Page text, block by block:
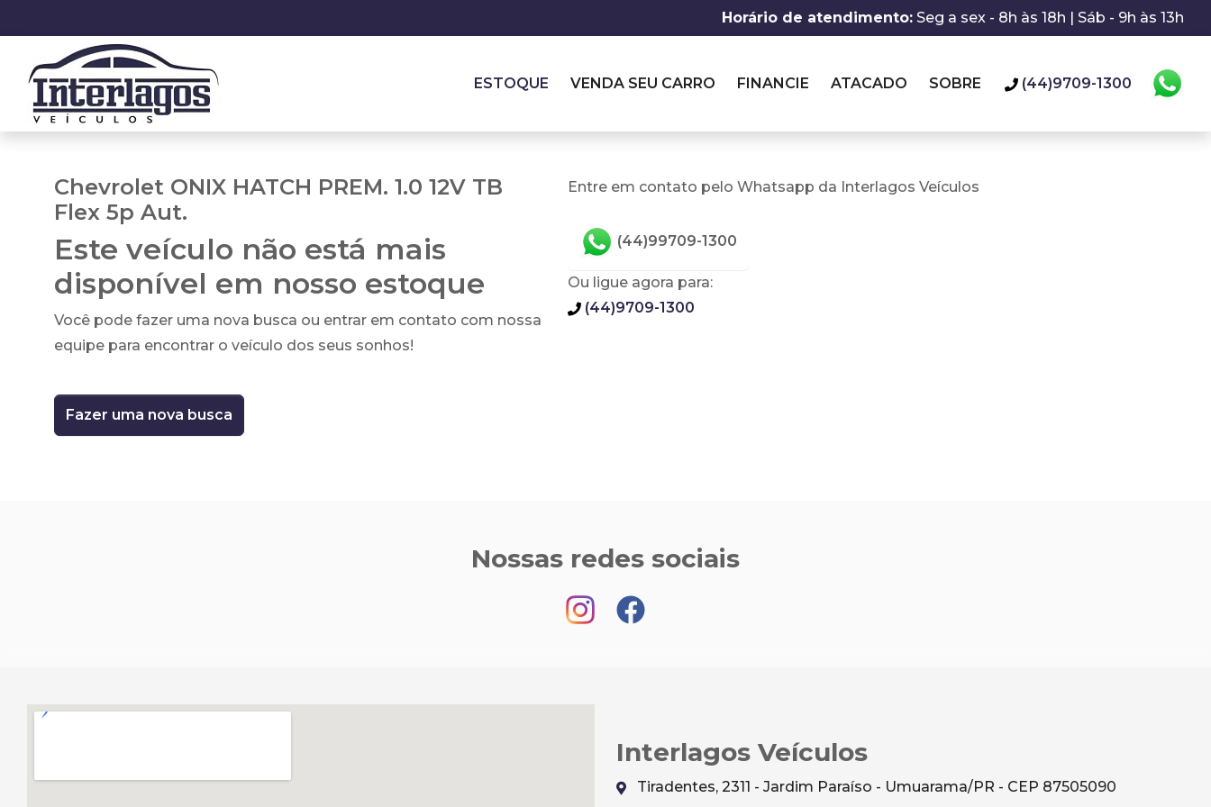
Horário de atendimento: Seg a sex - 8h às 18h | Sáb - 9h às 13h
ESTOQUE VENDA SEU CARRO FINANCIE ATACADO SOBRE (44)9709-1300
Chevrolet ONIX HATCH PREM. 1.0 12V TB
Flex 5p Aut.
Este veículo não está mais
disponível em nosso estoque
Você pode fazer uma nova busca ou entrar em contato com nossa
equipe para encontrar o veículo dos seus sonhos!
Fazer uma nova busca
Entre em contato pelo Whatsapp da Interlagos Veículos
(44)99709-1300
Ou ligue agora para:
(44)9709-1300
Nossas redes sociais
Interlagos Veículos
Tiradentes, 2311 - Jardim Paraíso - Umuarama/PR - CEP 87505090